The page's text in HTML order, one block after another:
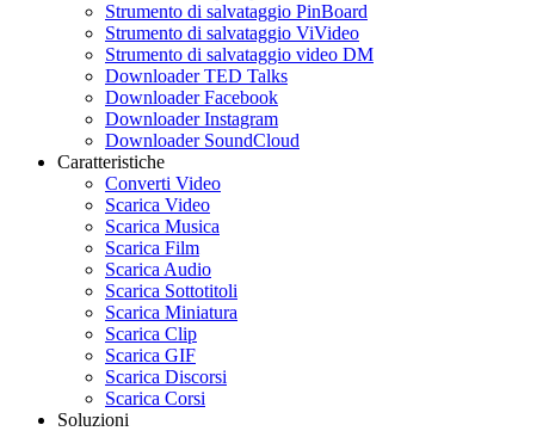
Strumento di salvataggio PinBoard
Strumento di salvataggio ViVideo
Strumento di salvataggio video DM
Downloader TED Talks
Downloader Facebook
Downloader Instagram
Downloader SoundCloud
Caratteristiche
Converti Video
Scarica Video
Scarica Musica
Scarica Film
Scarica Audio
Scarica Sottotitoli
Scarica Miniatura
Scarica Clip
Scarica GIF
Scarica Discorsi
Scarica Corsi
Soluzioni